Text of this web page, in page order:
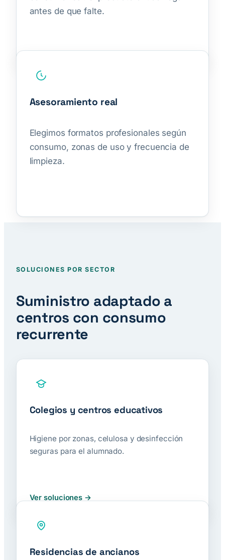
antes de que falte.
Asesoramiento real
Elegimos formatos profesionales según
consumo, zonas de uso y frecuencia de
limpieza.
SOLUCIONES POR SECTOR
Suministro adaptado a
centros con consumo
recurrente
Colegios y centros educativos
Higiene por zonas, celulosa y desinfección
seguras para el alumnado.
Ver soluciones
Residencias de ancianos